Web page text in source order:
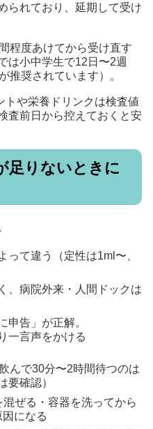
られており、延期して受け
程度あけてから受け直す
は小中学生で12日〜2週
推奨されています）。
トや栄養ドリンクは検査値
査前日から控えておくと安
足りないときに
って違う（定性は1ml〜、
、病院外来・人間ドックは
申告」が正解。
一言声をかける
んで30分〜2時間待つのは
要確認）
ぜる・容器を洗ってから
になる